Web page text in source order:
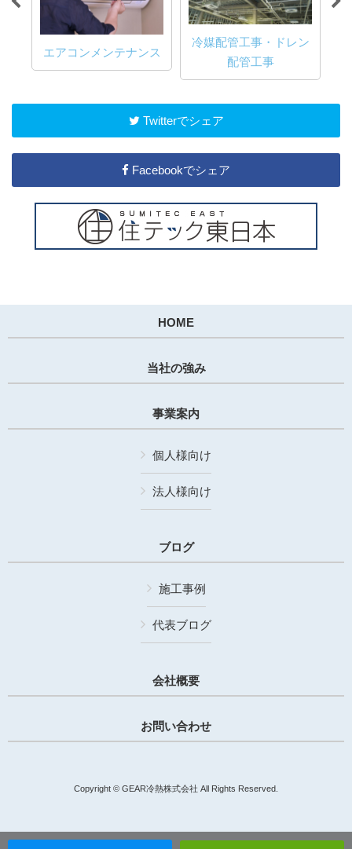
エアコンメンテナンス
冷媒配管工事・ドレン
配管工事
Twitterでシェア
Facebookでシェア
HOME
当社の強み
事業案内
個人様向け
法人様向け
ブログ
施工事例
代表ブログ
会社概要
お問い合わせ
Copyright © GEAR冷熱株式会社 All Rights Reserved.